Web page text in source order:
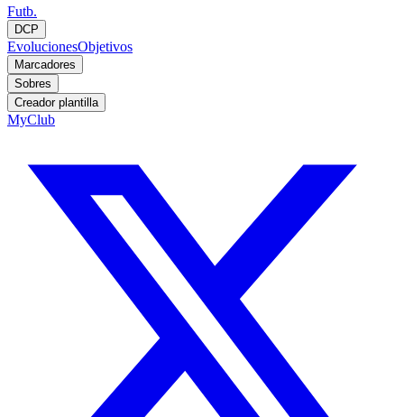
Futb.
DCP
EvolucionesObjetivos
Marcadores
Sobres
Creador plantilla
MyClub